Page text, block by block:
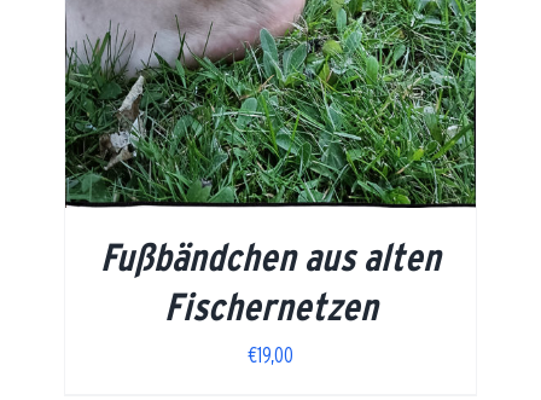
Fußbändchen aus alten
Fischernetzen
€19,00